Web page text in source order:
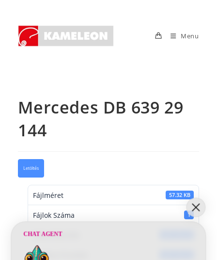
content
Menu
Mercedes DB 639 29
144
Letöltés
Fájlméret 57.32 KB
Fájlok Száma 1
Dátumkészítés
Utoljára frissített
CHAT AGENT